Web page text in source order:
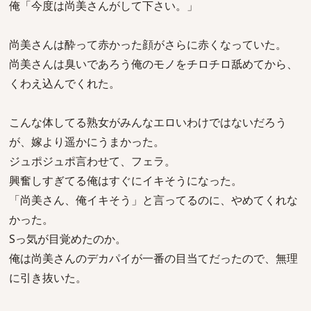
俺「今度は尚美さんがして下さい。」
尚美さんは酔って赤かった顔がさらに赤くなっていた。
尚美さんは臭いであろう俺のモノをチロチロ舐めてから、
くわえ込んでくれた。
こんな体してる熟女がみんなエロいわけではないだろう
が、嫁より遥かにうまかった。
ジュポジュポ言わせて、フェラ。
興奮しすぎてる俺はすぐにイキそうになった。
「尚美さん、俺イキそう」と言ってるのに、やめてくれな
かった。
Sっ気が目覚めたのか。
俺は尚美さんのデカパイが一番の目当てだったので、無理
に引き抜いた。